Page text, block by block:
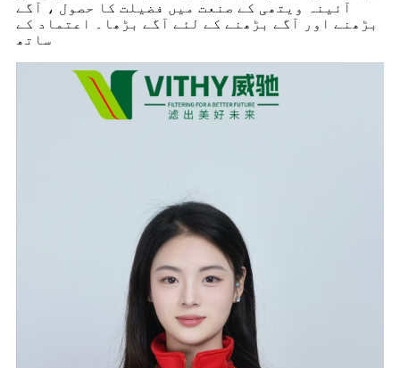
آئینہ ویتھی کے صنعت میں فضیلت کا حصول ، آگے
بڑھنے اور آگے بڑھنے کے لئے آگے بڑھا۔ اعتماد کے
ساتھ